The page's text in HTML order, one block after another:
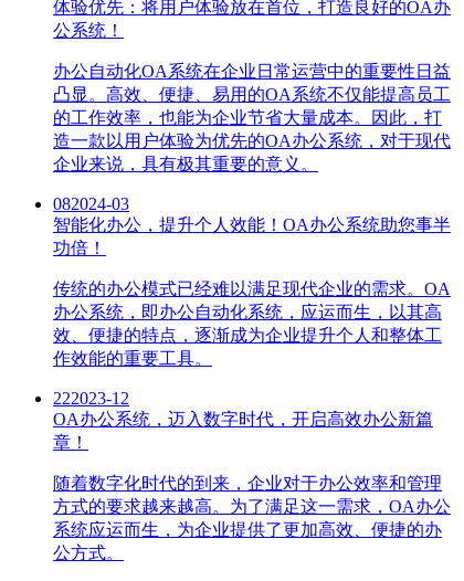
体验优先：将用户体验放在首位，打造良好的OA办
公系统！
办公自动化OA系统在企业日常运营中的重要性日益
凸显。高效、便捷、易用的OA系统不仅能提高员工
的工作效率，也能为企业节省大量成本。因此，打
造一款以用户体验为优先的OA办公系统，对于现代
企业来说，具有极其重要的意义。
082024-03
智能化办公，提升个人效能！OA办公系统助您事半
功倍！
传统的办公模式已经难以满足现代企业的需求。OA
办公系统，即办公自动化系统，应运而生，以其高
效、便捷的特点，逐渐成为企业提升个人和整体工
作效能的重要工具。
222023-12
OA办公系统，迈入数字时代，开启高效办公新篇
章！
随着数字化时代的到来，企业对于办公效率和管理
方式的要求越来越高。为了满足这一需求，OA办公
系统应运而生，为企业提供了更加高效、便捷的办
公方式。